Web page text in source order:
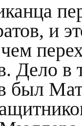
и
Дело в
был